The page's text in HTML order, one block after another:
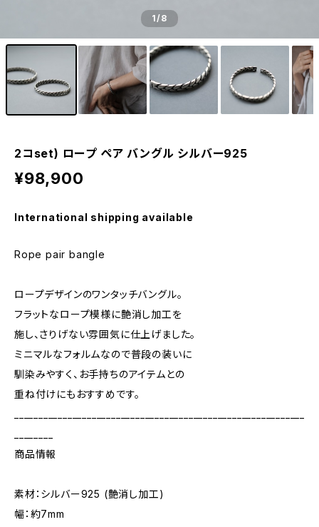
1/8
2コset) ロープ ペア バングル シルバー925
¥98,900
International shipping available
Rope pair bangle
ロープデザインのワンタッチバングル。
フラットなロープ模様に艶消し加工を
施し、さりげない雰囲気に仕上げました。
ミニマルなフォルムなので普段の装いに
馴染みやすく、お手持ちのアイテムとの
重ね付けにもおすすめです。
商品情報
素材：シルバー925 (艶消し加工)
幅：約7mm